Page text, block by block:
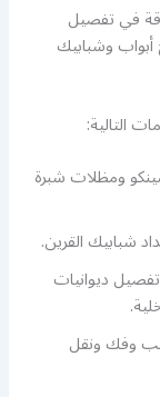
في تفصيل
وشبابيك
التالية:
ومظلات شبرة
شبابيك القرين.
ديوانيات
وفك ونقل